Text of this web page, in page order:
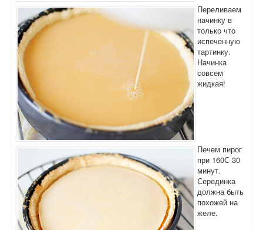
Переливаем
начинку в
только что
испеченную
тартинку.
Начинка
совсем
жидкая!
Печем пирог
при 160С 30
минут.
Серединка
должна быть
похожей на
желе.